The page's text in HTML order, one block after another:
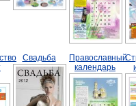
Свадьба
Православный
календарь